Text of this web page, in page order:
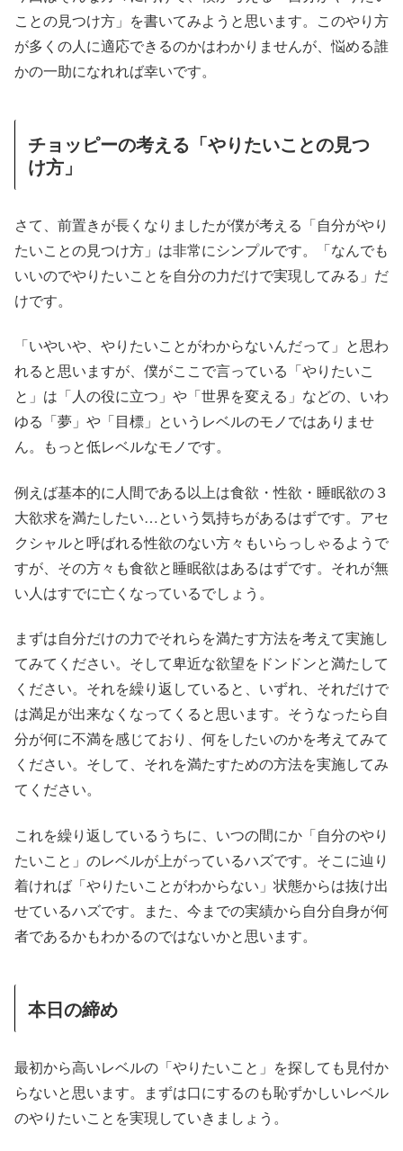
ことの見つけ方」を書いてみようと思います。このやり方
が多くの人に適応できるのかはわかりませんが、悩める誰
かの一助になれれば幸いです。
チョッピーの考える「やりたいことの見つ
け方」
さて、前置きが長くなりましたが僕が考える「自分がやり
たいことの見つけ方」は非常にシンプルです。「なんでも
いいのでやりたいことを自分の力だけで実現してみる」だ
けです。
「いやいや、やりたいことがわからないんだって」と思わ
れると思いますが、僕がここで言っている「やりたいこ
と」は「人の役に立つ」や「世界を変える」などの、いわ
ゆる「夢」や「目標」というレベルのモノではありませ
ん。もっと低レベルなモノです。
例えば基本的に人間である以上は食欲・性欲・睡眠欲の３
大欲求を満たしたい…という気持ちがあるはずです。アセ
クシャルと呼ばれる性欲のない方々もいらっしゃるようで
すが、その方々も食欲と睡眠欲はあるはずです。それが無
い人はすでに亡くなっているでしょう。
まずは自分だけの力でそれらを満たす方法を考えて実施し
てみてください。そして卑近な欲望をドンドンと満たして
ください。それを繰り返していると、いずれ、それだけで
は満足が出来なくなってくると思います。そうなったら自
分が何に不満を感じており、何をしたいのかを考えてみて
ください。そして、それを満たすための方法を実施してみ
てください。
これを繰り返しているうちに、いつの間にか「自分のやり
たいこと」のレベルが上がっているハズです。そこに辿り
着ければ「やりたいことがわからない」状態からは抜け出
せているハズです。また、今までの実績から自分自身が何
者であるかもわかるのではないかと思います。
本日の締め
最初から高いレベルの「やりたいこと」を探しても見付か
らないと思います。まずは口にするのも恥ずかしいレベル
のやりたいことを実現していきましょう。